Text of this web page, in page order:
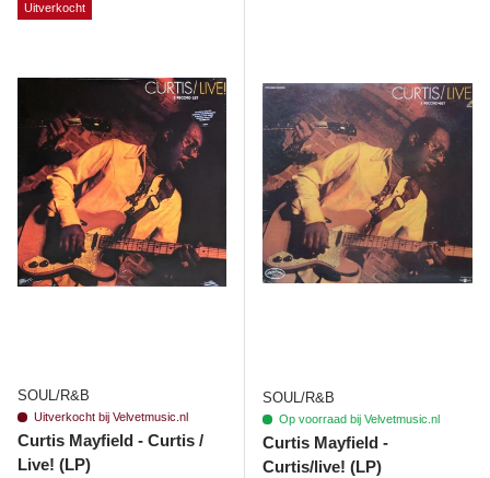
Uitverkocht
SOUL/R&B
Uitverkocht bij Velvetmusic.nl
Curtis Mayfield - Curtis /
Live! (LP)
SOUL/R&B
Op voorraad bij Velvetmusic.nl
Curtis Mayfield -
Curtis/live! (LP)